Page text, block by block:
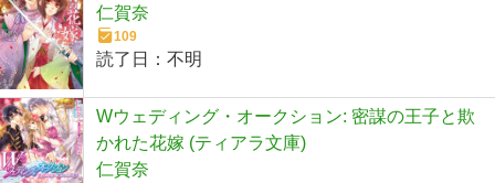
仁賀奈
109
読了日： 不明
Wウェディング・オークション: 密謀の王子と欺
かれた花嫁 (ティアラ文庫)
仁賀奈